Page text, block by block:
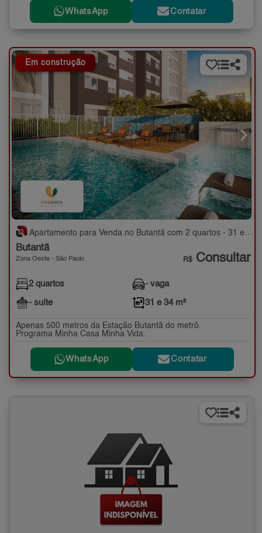
WhatsApp Contatar
Em construção
Apartamento para Venda no Butantã com 2 quartos - 31 e 34 m²
Butantã
Zona Oeste - São Paulo R$ Consultar
2 quartos
- suíte
- vaga
31 e 34 m²
Apenas 500 metros da Estação Butantã do metrô.
Programa Minha Casa Minha Vida.
WhatsApp Contatar